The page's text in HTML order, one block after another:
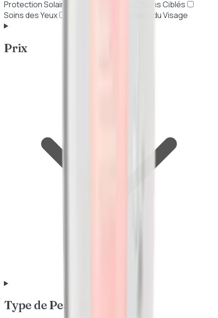
Protection Solaire
Soins Ciblés
Soins des Yeux
Soins du Visage
Prix
Type de Peau & Besoin